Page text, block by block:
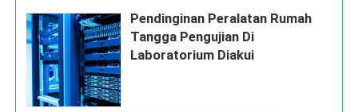
Pendinginan Peralatan Rumah
Tangga Pengujian Di
Laboratorium Diakui